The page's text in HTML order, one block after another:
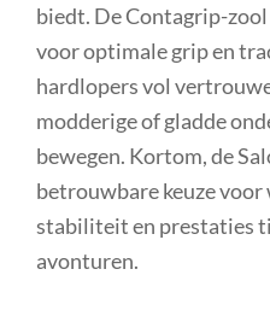
biedt. De Contagrip-
voor optimale grip en
hardlopers vol
modderige of gladde
bewegen. Kortom, de
betrouwbare keuze voor
stabiliteit en prestaties
avonturen.